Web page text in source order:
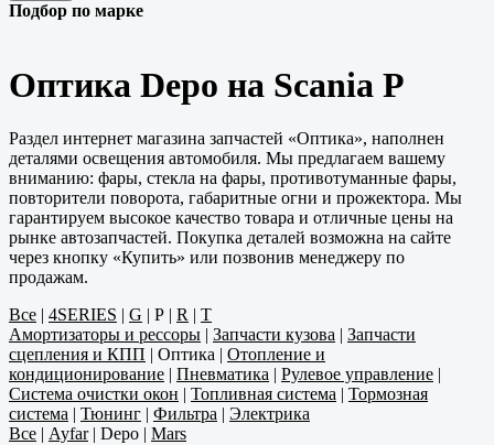
Подбор по марке
Оптика Depo на Scania P
Раздел интернет магазина запчастей «Оптика», наполнен
деталями освещения автомобиля. Мы предлагаем вашему
вниманию: фары, стекла на фары, противотуманные фары,
повторители поворота, габаритные огни и прожектора. Мы
гарантируем высокое качество товара и отличные цены на
рынке автозапчастей. Покупка деталей возможна на сайте
через кнопку «Купить» или позвонив менеджеру по
продажам.
Все | 4SERIES | G | P | R | T
Амортизаторы и рессоры | Запчасти кузова | Запчасти
сцепления и КПП | Оптика | Отопление и
кондиционирование | Пневматика | Рулевое управление |
Система очистки окон | Топливная система | Тормозная
система | Тюнинг | Фильтра | Электрика
Все | Ayfar| Depo | Mars